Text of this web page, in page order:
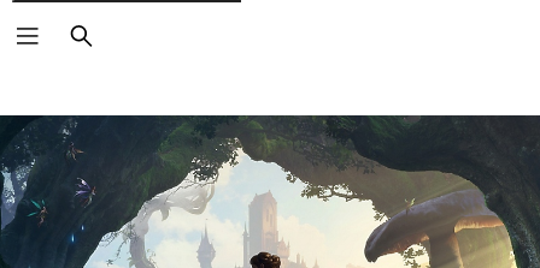
Suchen